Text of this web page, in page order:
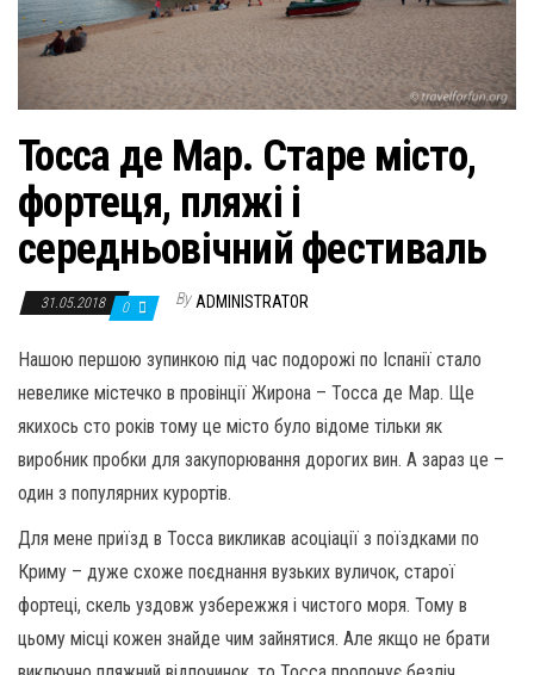
Тосса де Мар. Старе місто,
фортеця, пляжі і
середньовічний фестиваль
31.05.2018 0 By ADMINISTRATOR
Нашою першою зупинкою під час подорожі по Іспанії стало
невелике містечко в провінції Жирона – Тосса де Мар. Ще
якихось сто років тому це місто було відоме тільки як
виробник пробки для закупорювання дорогих вин. А зараз це –
один з популярних курортів.
Для мене приїзд в Тосса викликав асоціації з поїздками по
Криму – дуже схоже поєднання вузьких вуличок, старої
фортеці, скель уздовж узбережжя і чистого моря. Тому в
цьому місці кожен знайде чим зайнятися. Але якщо не брати